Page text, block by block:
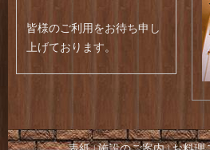
皆様のご利用をお待ち申し
上げております。